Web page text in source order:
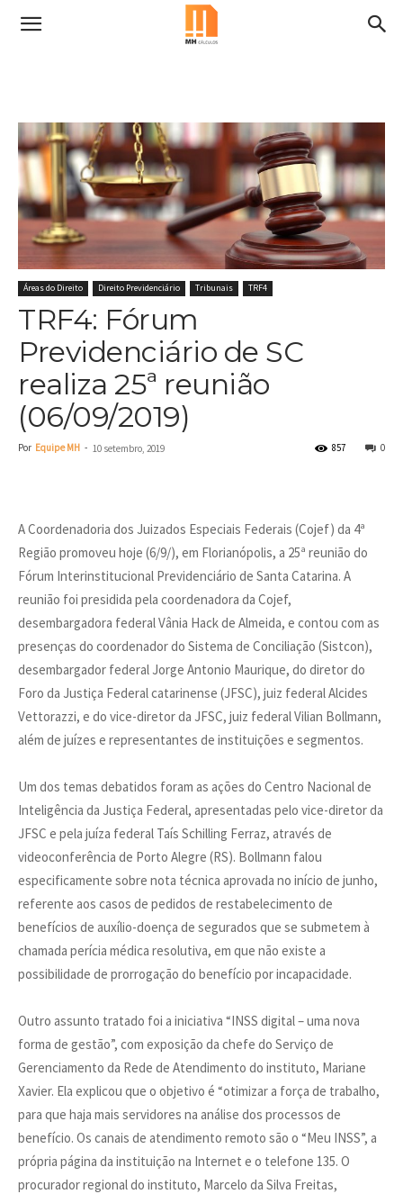
Áreas do Direito Direito Previdenciário Tribunais TRF4
TRF4: Fórum
Previdenciário de SC
realiza 25ª reunião
(06/09/2019)
Por Equipe MH - 10 setembro, 2019 0
857
A Coordenadoria dos Juizados Especiais Federais (Cojef) da 4ª
Região promoveu hoje (6/9/), em Florianópolis, a 25ª reunião do
Fórum Interinstitucional Previdenciário de Santa Catarina. A
reunião foi presidida pela coordenadora da Cojef,
desembargadora federal Vânia Hack de Almeida, e contou com as
presenças do coordenador do Sistema de Conciliação (Sistcon),
desembargador federal Jorge Antonio Maurique, do diretor do
Foro da Justiça Federal catarinense (JFSC), juiz federal Alcides
Vettorazzi, e do vice-diretor da JFSC, juiz federal Vilian Bollmann,
além de juízes e representantes de instituições e segmentos.
Um dos temas debatidos foram as ações do Centro Nacional de
Inteligência da Justiça Federal, apresentadas pelo vice-diretor da
JFSC e pela juíza federal Taís Schilling Ferraz, através de
videoconferência de Porto Alegre (RS). Bollmann falou
especificamente sobre nota técnica aprovada no início de junho,
referente aos casos de pedidos de restabelecimento de
benefícios de auxílio-doença de segurados que se submetem à
chamada perícia médica resolutiva, em que não existe a
possibilidade de prorrogação do benefício por incapacidade.
Outro assunto tratado foi a iniciativa “INSS digital – uma nova
forma de gestão”, com exposição da chefe do Serviço de
Gerenciamento da Rede de Atendimento do instituto, Mariane
Xavier. Ela explicou que o objetivo é “otimizar a força de trabalho,
para que haja mais servidores na análise dos processos de
benefício. Os canais de atendimento remoto são o “Meu INSS”, a
própria página da instituição na Internet e o telefone 135. O
procurador regional do instituto, Marcelo da Silva Freitas,